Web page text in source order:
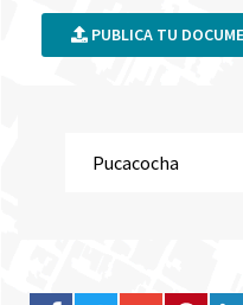
PUBLICA TU